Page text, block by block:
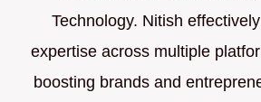
Technology. Nitish
expertise across multiple
boosting brands and